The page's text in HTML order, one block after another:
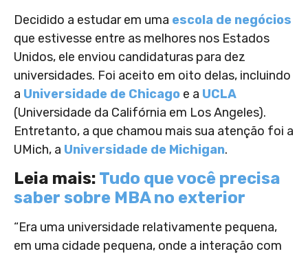
Decidido a estudar em uma escola de negócios
que estivesse entre as melhores nos Estados
Unidos, ele enviou candidaturas para dez
universidades. Foi aceito em oito delas, incluindo
a Universidade de Chicago e a UCLA
(Universidade da Califórnia em Los Angeles).
Entretanto, a que chamou mais sua atenção foi a
UMich, a Universidade de Michigan.
Leia mais: Tudo que você precisa
saber sobre MBA no exterior
“Era uma universidade relativamente pequena,
em uma cidade pequena, onde a interação com